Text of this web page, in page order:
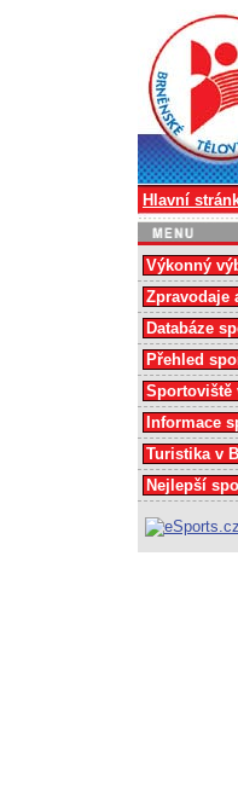
Hlavní
Výkonný
Zpravodaje
Databáze
Přehled
Sportoviště
Informace
Turistika v
Nejlepší